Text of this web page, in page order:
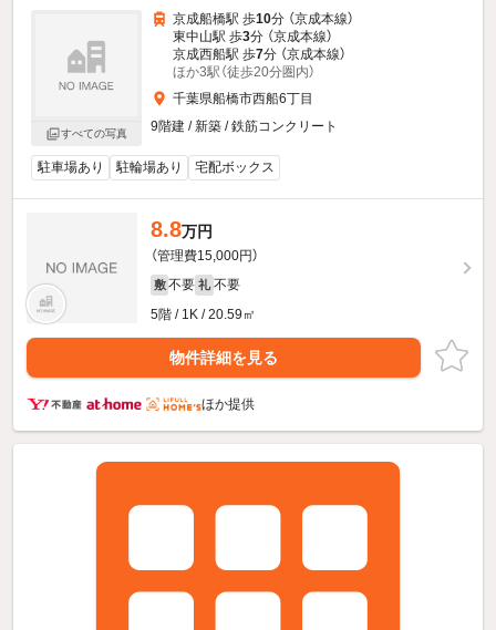
すべての写真
京成船橋駅 歩10分 （京成本線）
東中山駅 歩3分 （京成本線）
京成西船駅 歩7分 （京成本線）
ほか3駅（徒歩20分圏内）
千葉県船橋市西船6丁目
9階建 / 新築 / 鉄筋コンクリート
駐車場あり 駐輪場あり 宅配ボックス
8.8万円
（管理費15,000円）
敷 不要 礼 不要
5階 / 1K / 20.59㎡
物件詳細を見る
ほか提供